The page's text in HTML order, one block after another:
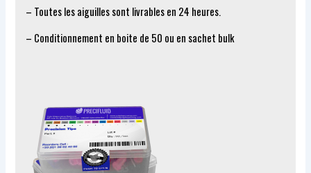
– Toutes les aiguilles sont livrables en 24 heures.
– Conditionnement en boite de 50 ou en sachet bulk